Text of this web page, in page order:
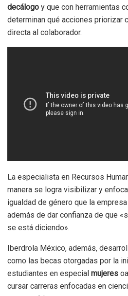
decálogo y que con herramientas
determinan qué acciones priorizar
directa al colaborador.
La especialista en Recursos
manera se logra visibilizar y
igualdad de género que la
además de dar confianza de que
se está diciendo».
Iberdrola México, además,
como las becas otorgadas por la
estudiantes en especial mujeres
cursar carreras enfocadas en